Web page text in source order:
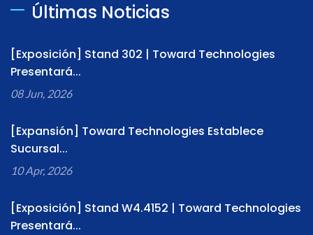
Últimas Noticias
[Exposición] Stand 302 | Toward Technologies
Presentará...
08 Jun, 2026
[Expansión] Toward Technologies Establece
Sucursal...
10 Apr, 2026
[Exposición] Stand W4.4152 | Toward Technologies
Presentará...